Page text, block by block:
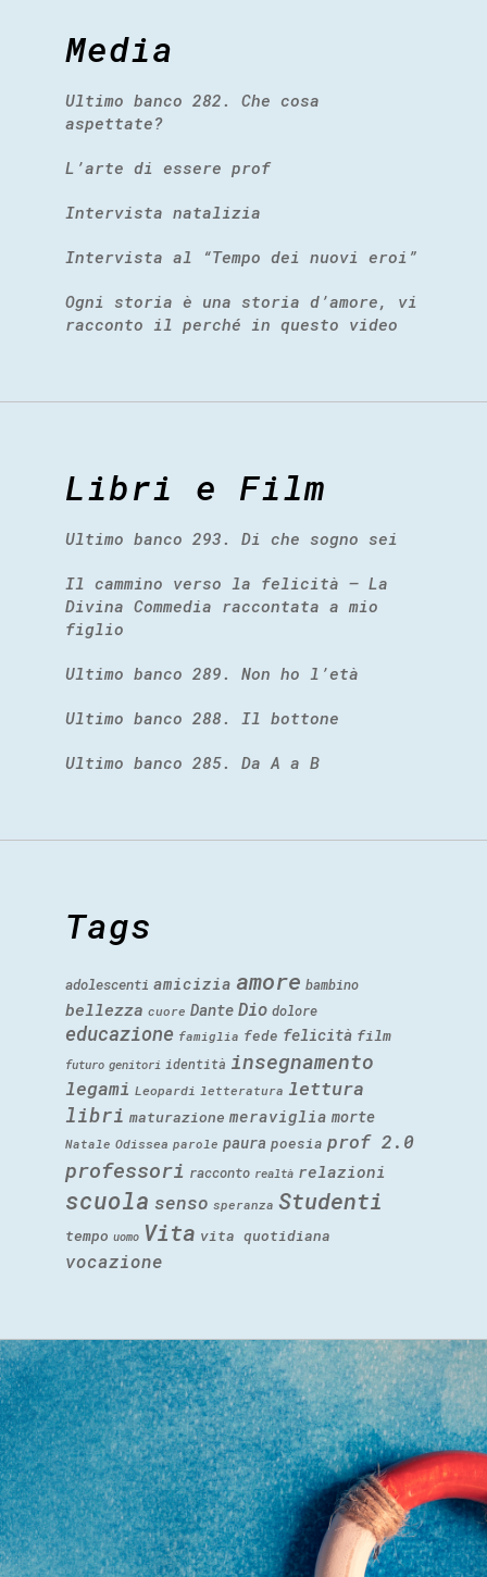
Media
Ultimo banco 282. Che cosa
aspettate?
L’arte di essere prof
Intervista natalizia
Intervista al “Tempo dei nuovi eroi”
Ogni storia è una storia d’amore, vi
racconto il perché in questo video
Libri e Film
Ultimo banco 293. Di che sogno sei
Il cammino verso la felicità – La
Divina Commedia raccontata a mio
figlio
Ultimo banco 289. Non ho l’età
Ultimo banco 288. Il bottone
Ultimo banco 285. Da A a B
Tags
adolescenti amicizia amore bambino
bellezza cuore Dante Dio dolore
educazione famiglia fede felicità film
futuro genitori identità insegnamento
legami Leopardi letteratura lettura
libri maturazione meraviglia morte
Natale Odissea parole paura poesia prof 2.0
professori racconto realtà relazioni
scuola senso speranza Studenti
tempo uomo Vita vita quotidiana
vocazione